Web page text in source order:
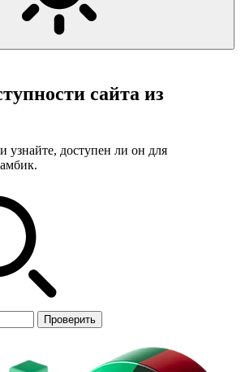
сайта из
узнайте, доступен ли он для
Проверить